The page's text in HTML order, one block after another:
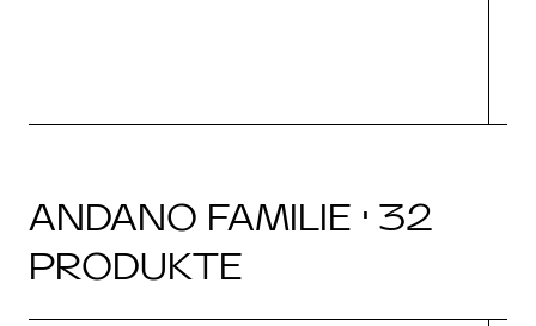
ANDANO FAMILIE · 32
PRODUKTE